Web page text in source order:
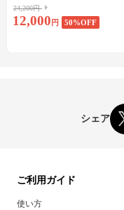
24,200円
12,000 円 50%OFF
シェア
ご利用ガイド
使い方